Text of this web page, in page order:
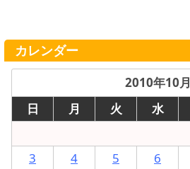
カレンダー
2010年10月
日
月 火 水
3
4 5 6